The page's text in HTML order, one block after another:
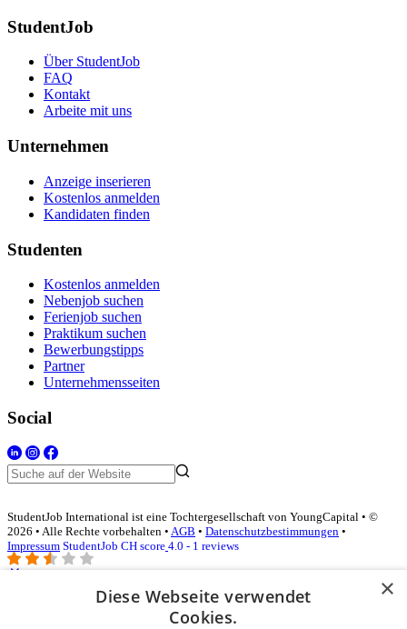
StudentJob
Über StudentJob
FAQ
Kontakt
Arbeite mit uns
Unternehmen
Anzeige inserieren
Kostenlos anmelden
Kandidaten finden
Studenten
Kostenlos anmelden
Nebenjob suchen
Ferienjob suchen
Praktikum suchen
Bewerbungstipps
Partner
Unternehmensseiten
Social
StudentJob International ist eine Tochtergesellschaft von YoungCapital • ©
2026 • Alle Rechte vorbehalten • AGB • Datenschutzbestimmungen •
Impressum StudentJob CH score 4.0 - 1 reviews
Login für Unternehmen
×
Diese Webseite verwendet
Cookies.